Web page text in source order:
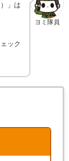
ヨミ隊員
」は
ック